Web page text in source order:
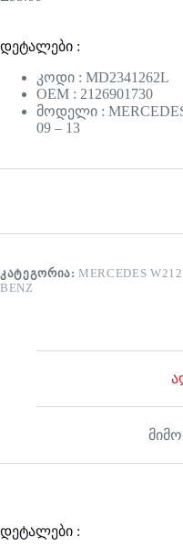
დეტალები :
კოდი : MD2341262L
OEM : 2126901730
მოდელი :
09 – 13
ᲙᲐᲢᲔᲒᲝᲠᲘᲐ:MERCEDES
BENZ
დეტალები :